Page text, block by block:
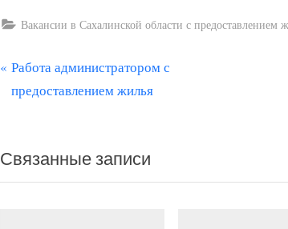
Вакансии в Сахалинской области с предоставлением
Навигация
по
П
р
ы
д
Работа администратором с
предоставлением жилья
Связанные записи